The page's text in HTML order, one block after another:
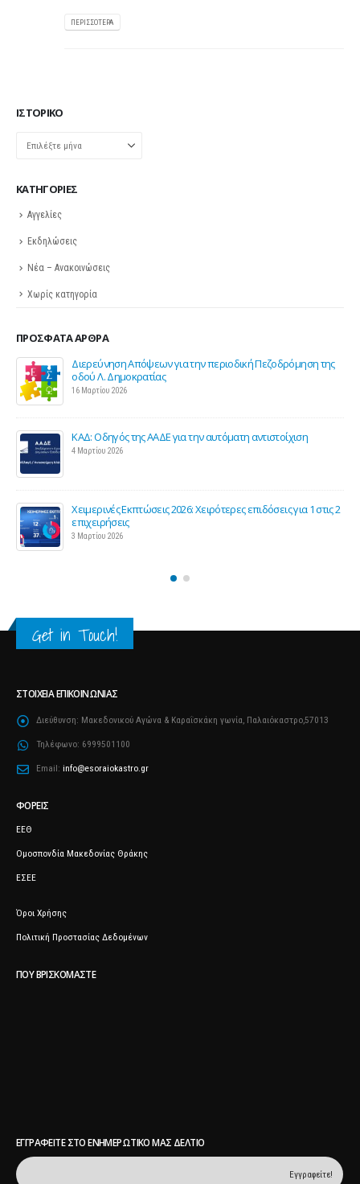
ΠΕΡΙΣΣΌΤΕΡΑ
ΙΣΤΟΡΙΚΌ
Ιστορικό
KΑΤΗΓΟΡΊΕΣ
Αγγελίες
Εκδηλώσεις
Νέα – Ανακοινώσεις
Χωρίς κατηγορία
ΠΡΌΣΦΑΤΑ ΆΡΘΡΑ
2
Σε λειτουργία το νέο Helpdesk της ΕΣΕΕ με κορυφαίους
επιστήμονες για την υποστήριξη των εμπορικών
επιχειρήσεων
Παράταση της υποχρεωτικής έναρξης της ηλεκτρονικής
τιμολόγησης
Προς μείωση της προκαταβολής φόρου για επαγγελματίες
και επιχειρήσεις
25 Φεβρουαρίου 2026
Get in Touch!
ΣΤΟΙΧΕΊΑ ΕΠΙΚΟΙΝΩΝΊΑΣ
Διεύθυνση: Μακεδονικού Αγώνα & Καραΐσκάκη γωνία, Παλαιόκαστρο,57013
Τηλέφωνο: 6999501100
Email: info@esoraiokastro.gr
ΦΟΡΕΊΣ
ΕΕΘ
Ομοσπονδία Μακεδονίας Θράκης
ΕΣΕΕ
Όροι Χρήσης
Πολιτική Προστασίας Δεδομένων
ΠΟΥ ΒΡΙΣΚΌΜΑΣΤΕ
ΕΓΓΡΑΦΕΊΤΕ ΣΤΟ ΕΝΗΜΕΡΩΤΙΚΌ ΜΑΣ ΔΕΛΤΊΟ